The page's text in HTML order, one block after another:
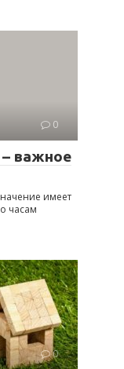
0
важное
имеет
часам
0